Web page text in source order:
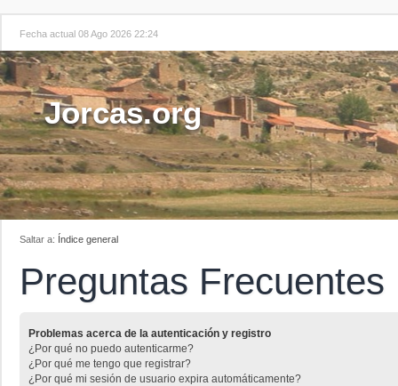
Fecha actual 08 Ago 2026 22:24
Jorcas.org
Saltar a: Índice general
Preguntas Frecuentes
Problemas acerca de la autenticación y registro
¿Por qué no puedo autenticarme?
¿Por qué me tengo que registrar?
¿Por qué mi sesión de usuario expira automáticamente?